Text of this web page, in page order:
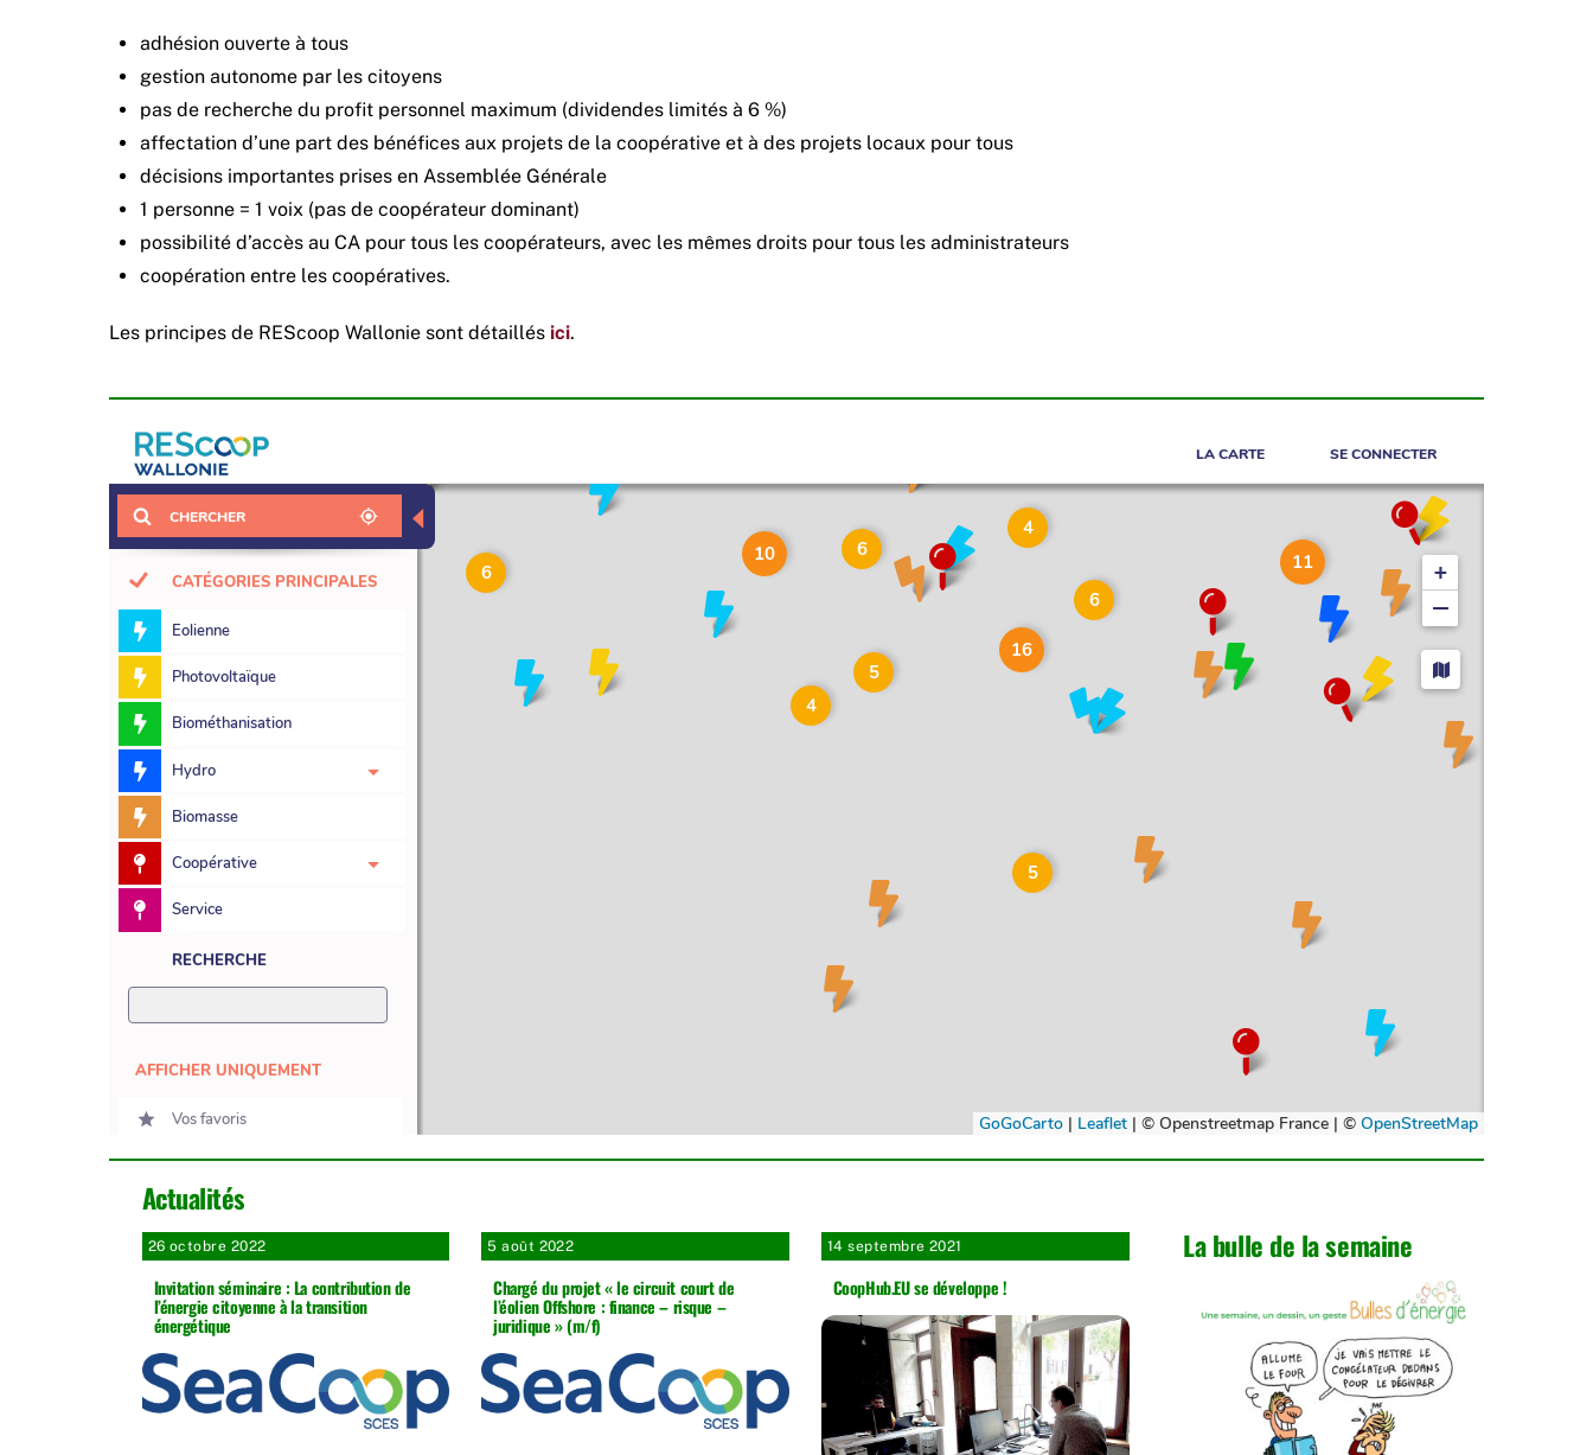
adhésion ouverte à tous
gestion autonome par les citoyens
pas de recherche du profit personnel maximum (dividendes limités à 6 %)
affectation d’une part des bénéfices aux projets de la coopérative et à des projets locaux pour tous
décisions importantes prises en Assemblée Générale
1 personne = 1 voix (pas de coopérateur dominant)
possibilité d’accès au CA pour tous les coopérateurs, avec les mêmes droits pour tous les administrateurs
coopération entre les coopératives.
Les principes de REScoop Wallonie sont détaillés ici.
Actualités
26 octobre 2022
Invitation séminaire : La contribution de
l’énergie citoyenne à la transition
énergétique
5 août 2022
Chargé du projet « le circuit court de
l’éolien Offshore : finance – risque –
juridique » (m/f)
14 septembre 2021
CoopHub.EU se développe !
La bulle de la semaine